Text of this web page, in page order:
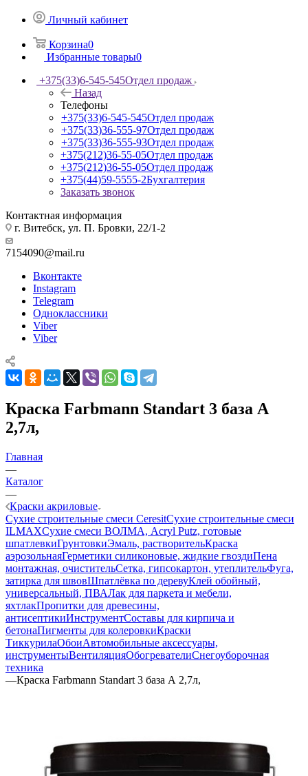
Личный кабинет
Корзина0
Избранные товары0
+375(33)6-545-545Отдел продаж
Назад
Телефоны
+375(33)6-545-545Отдел продаж
+375(33)36-555-97Отдел продаж
+375(33)36-555-93Отдел продаж
+375(212)36-55-05Отдел продаж
+375(212)36-55-05Отдел продаж
+375(44)59-5555-2Бухгалтерия
Заказать звонок
Контактная информация
г. Витебск, ул. П. Бровки, 22/1-2
7154090@mail.ru
Вконтакте
Instagram
Telegram
Одноклассники
Viber
Viber
Краска Farbmann Standart 3 база А
2,7л,
Главная
—
Каталог
—
Краски акриловые
Сухие строительные смеси CeresitСухие строительные смеси
ILMAXСухие смеси ВОЛМА, Acryl Putz, готовые
шпатлевкиГрунтовкиЭмаль, растворительКраска
аэрозольнаяГерметики силиконовые, жидкие гвоздиПена
монтажная, очистительСетка, гипсокартон, утеплительФуга,
затирка для швовШпатлёвка по деревуКлей обойный,
универсальный, ПВАЛак для паркета и мебели,
яхтлакПропитки для древесины,
антисептикиИнструментСоставы для кирпича и
бетонаПигменты для колеровкиКраски
ТиккурилаОбоиАвтомобильные аксессуары,
инструментыВентиляцияОбогревателиСнегоуборочная
техника
—Краска Farbmann Standart 3 база А 2,7л,